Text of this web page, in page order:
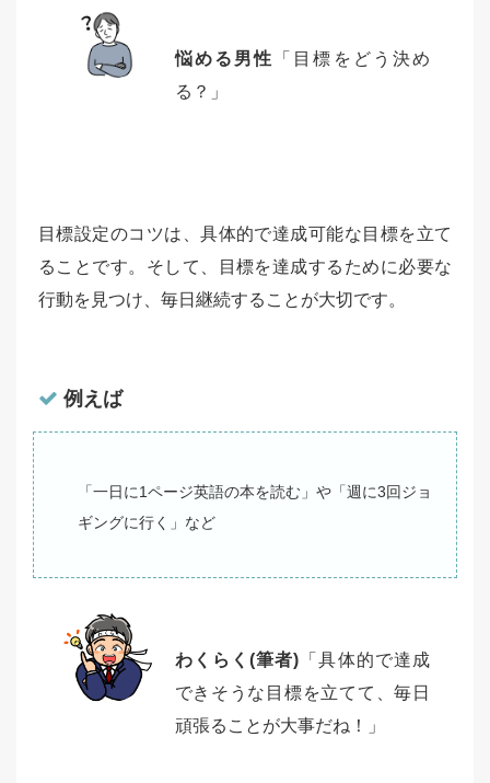
悩める男性
「目標をどう決め
る？」
目標設定のコツは、具体的で達成可能な目標を立て
ることです。そして、目標を達成するために必要な
行動を見つけ、毎日継続することが大切です。
例えば
「一日に1ページ英語の本を読む」や「週に3回ジョ
ギングに行く」など
わくらく(筆者) 「具体的で達成
できそうな目標を立てて、毎日
頑張ることが大事だね！」